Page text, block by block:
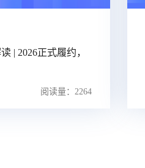
| 2026正式履约，
阅读量：2264